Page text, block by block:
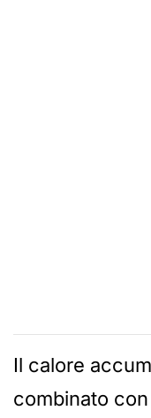
Il calore
combinato